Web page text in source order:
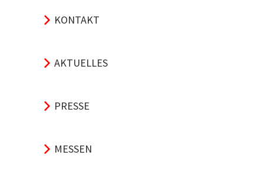
KONTAKT
AKTUELLES
PRESSE
MESSEN